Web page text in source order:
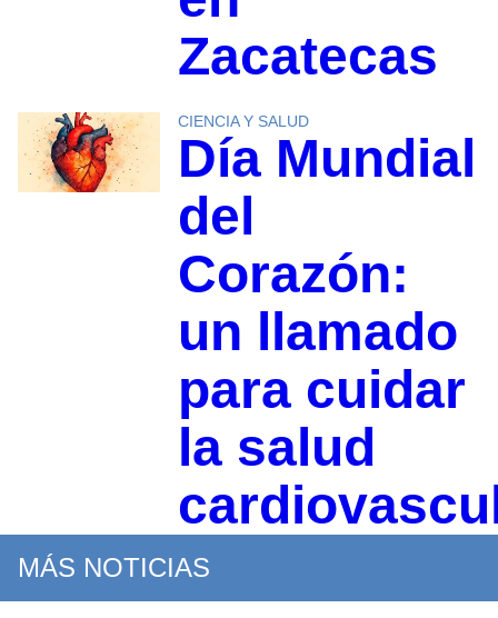
Zacatecas
CIENCIA Y SALUD
Día Mundial
del
Corazón:
un llamado
para cuidar
la salud
MÁS NOTICIAS